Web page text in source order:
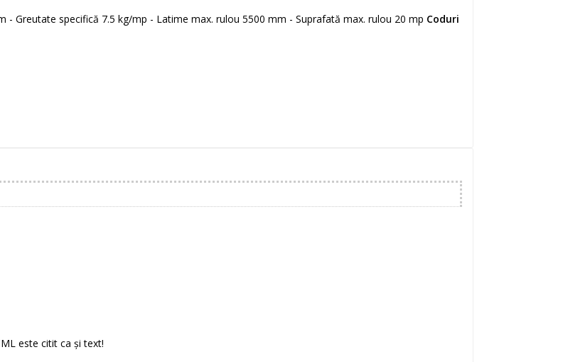
Greutate specifică 7.5 kg/mp - Latime max. rulou 5500 mm - Suprafată max. rulou 20 mp Coduri
este citit ca şi text!